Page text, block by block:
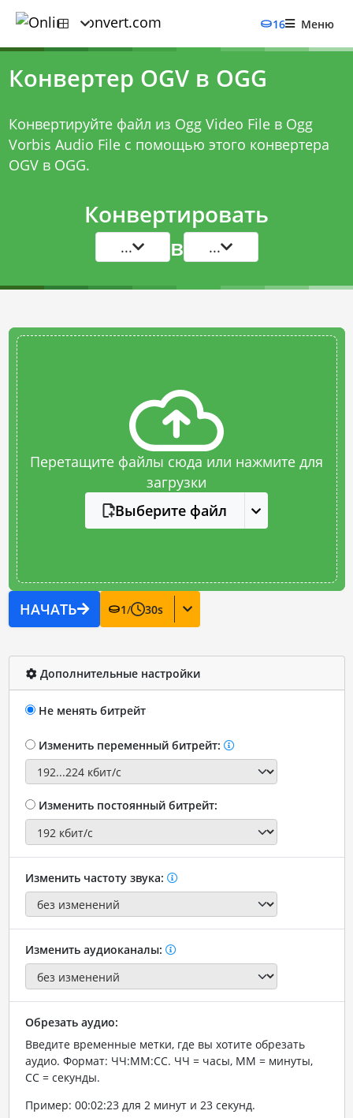
16 Меню
Конвертер OGV в OGG
Конвертируйте файл из Ogg Video File в Ogg
Vorbis Audio File с помощью этого конвертера
OGV в OGG.
Конвертировать
... в ...
Перетащите файлы сюда или нажмите для
загрузки
Выберите файл
НАЧАТЬ 1/ 30s
Дополнительные настройки
Не менять битрейт
Изменить переменный битрейт:
Изменить постоянный битрейт:
Изменить частоту звука:
Изменить аудиоканалы:
Обрезать аудио:
Введите временные метки, где вы хотите обрезать
аудио. Формат: ЧЧ:ММ:СС. ЧЧ = часы, ММ = минуты,
СС = секунды.
Пример: 00:02:23 для 2 минут и 23 секунд.